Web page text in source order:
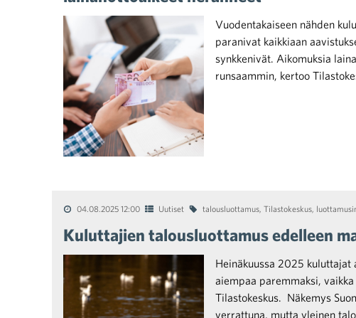
Vuodentakaiseen nähden
paranivat kaikkiaan
synkkenivät. Aikomuksia
runsaammin, kertoo
04.08.2025 12:00 Uutiset talousluottamus, Tilastokeskus,
Kuluttajien talousluottamus edelleen
Heinäkuussa 2025
aiempaa paremmaksi,
Tilastokeskus. Näkemys
verrattuna, mutta yleinen
Häiriötilanteisiin varautuminen
Tarinoita kaupan alalta
Ajankohtaista Kaupan liitossa